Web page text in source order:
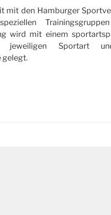
mit den Hamburger
wird mit einem
jeweiligen Sportart